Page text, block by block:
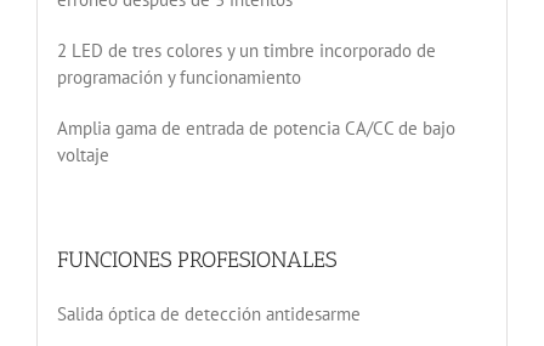
2 LED de tres colores y un timbre incorporado de
programación y funcionamiento
Amplia gama de entrada de potencia CA/CC de bajo
voltaje
FUNCIONES PROFESIONALES
Salida óptica de detección antidesarme